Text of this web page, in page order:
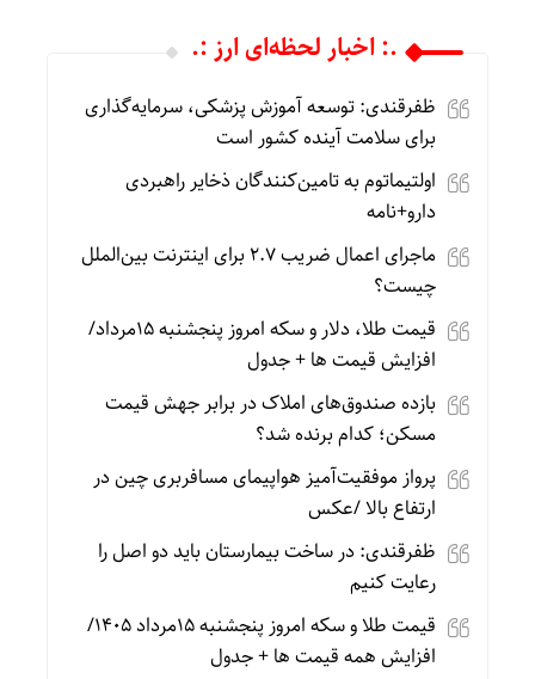
.: اخبار لحظه‌ای ارز :.
ظفرقندی: توسعه آموزش پزشکی، سرمایه‌گذاری
برای سلامت آینده کشور است
اولتیماتوم به تامین‌کنندگان ذخایر راهبردی
دارو+نامه
ماجرای اعمال ضریب ۲.۷ برای اینترنت بین‌الملل
چیست؟
قیمت طلا، دلار و سکه امروز پنجشنبه 15مرداد/
افزایش قیمت ها + جدول
بازده صندوق‌های املاک در برابر جهش قیمت
مسکن؛ کدام برنده شد؟
پرواز موفقیت‌آمیز هواپیمای مسافربری چین در
ارتفاع بالا /عکس
ظفرقندی: در ساخت بیمارستان باید دو اصل را
رعایت کنیم
قیمت طلا و سکه امروز پنجشنبه 15مرداد 1405/
افزایش همه قیمت ها + جدول